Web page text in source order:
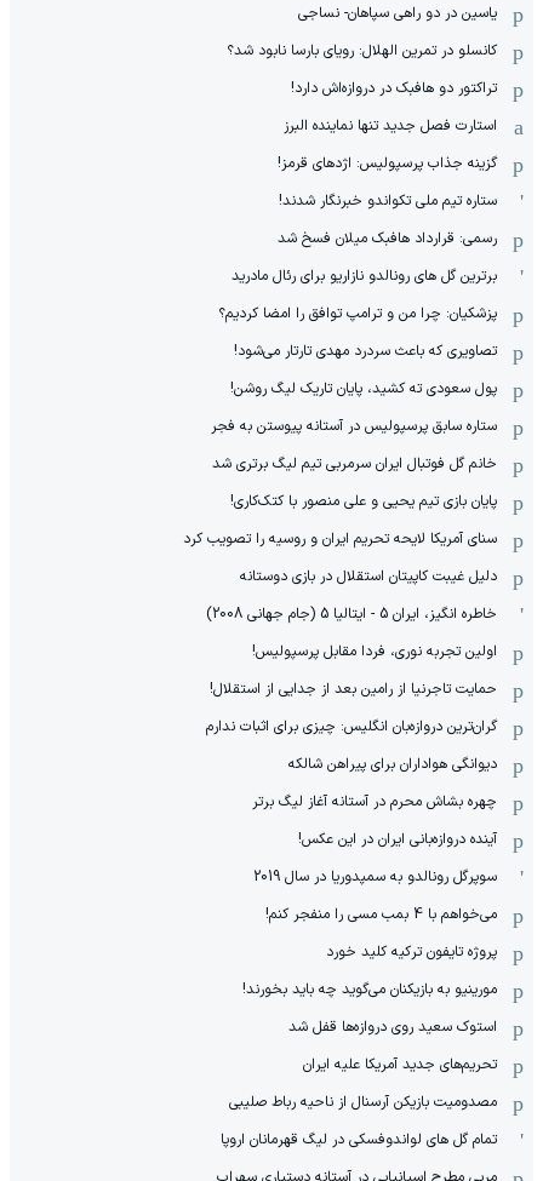
یاسین در دو راهی سپاهان- نساجی
کانسلو در تمرین الهلال: رویای بارسا نابود شد؟
تراکتور دو هافبک در دروازه‌اش دارد!
استارت فصل جدید تنها نماینده البرز
گزینه جذاب پرسپولیس: اژدهای قرمز!
ستاره تیم ملی تکواندو خبرنگار شدند!
رسمی: قرارداد هافبک میلان فسخ شد
برترین گل های رونالدو نازاریو برای رئال مادرید
پزشکیان: چرا من و ترامپ توافق را امضا کردیم؟
تصاویری که باعث سردرد مهدی تارتار می‌شود!
پول سعودی ته کشید، پایان تاریک لیگ روشن!
ستاره سابق پرسپولیس در آستانه پیوستن به فجر
خانم گل فوتبال ایران سرمربی تیم لیگ برتری شد
پایان بازی تیم یحیی و علی منصور با کتک‌کاری!
سنای آمریکا لایحه تحریم ایران و روسیه را تصویب کرد
دلیل غیبت کاپیتان استقلال در بازی دوستانه
خاطره انگیز، ایران 5 - ایتالیا 5 (جام جهانی 2008)
اولین تجربه نوری، فردا مقابل پرسپولیس!
حمایت تاجرنیا از رامین بعد از جدایی از استقلال!
گران‌ترین دروازه‌بان انگلیس: چیزی برای اثبات ندارم
دیوانگی هواداران برای پیراهن شالکه
چهره بشاش محرم در آستانه آغاز لیگ برتر
آینده دروازه‌بانی ایران در این عکس!
سوپرگل رونالدو به سمپدوریا در سال 2019
می‌خواهم با 4 بمب مسی را منفجر کنم!
پروژه تایفون ترکیه کلید خورد
مورینیو به بازیکنان می‌گوید چه باید بخورند!
استوک سعید روی دروازه‌ها قفل شد
تحریم‌های جدید آمریکا علیه ایران
مصدومیت بازیکن آرسنال از ناحیه رباط صلیبی
تمام گل های لواندوفسکی در لیگ قهرمانان اروپا